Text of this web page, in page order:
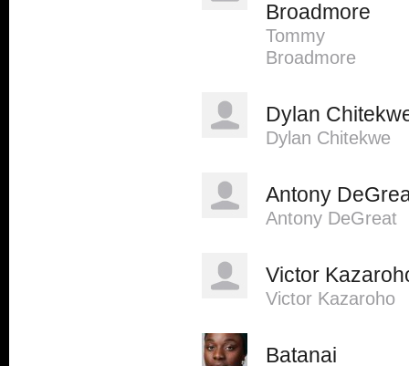
Broadmore
Tommy
Broadmore
Dylan
Dylan Chitekwe
Antony
Antony DeGreat
Victor
Victor Kazaroho
Batanai